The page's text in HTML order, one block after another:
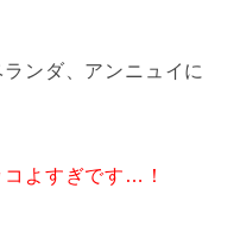
ンダ、アンニュイに
よすぎです…！